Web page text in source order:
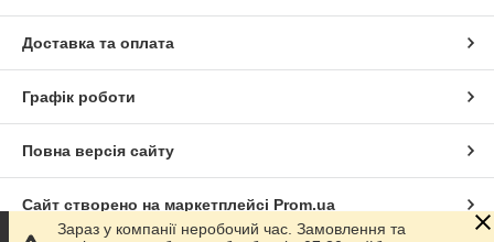
Доставка та оплата
Графік роботи
Повна версія сайту
Сайт створено на маркетплейсі Prom.ua
Зараз у компанії неробочий час. Замовлення та